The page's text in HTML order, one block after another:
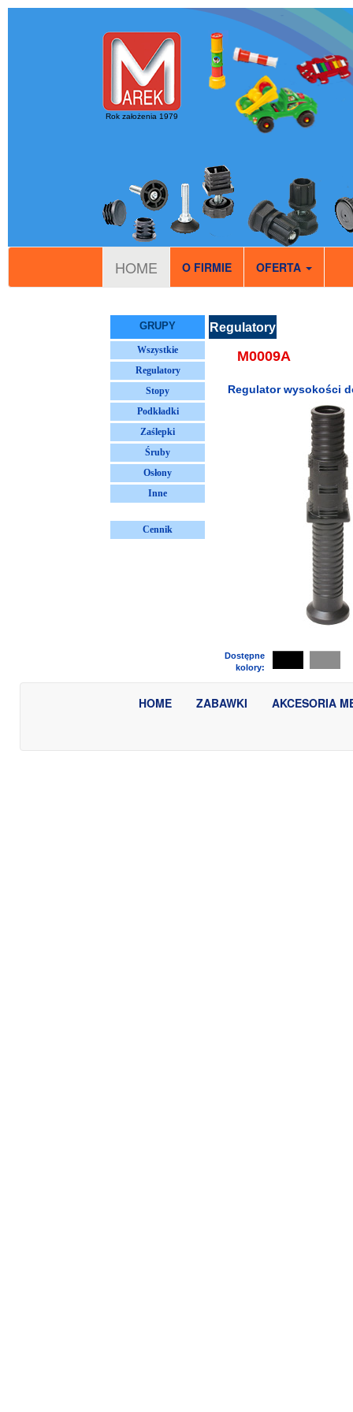
Rok założenia 1979
HOME O FIRMIE OFERTA
GRUPY
Wszystkie
Regulatory
Stopy
Podkładki
Zaślepki
Śruby
Osłony
Inne
Cennik
Regulatory
M0009A
Regulator wysokości
Dostępne
kolory:
HOME ZABAWKI AKCESORIA